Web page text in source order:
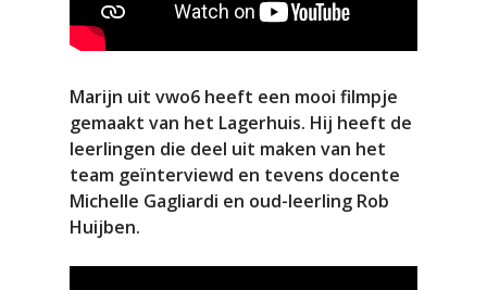
Marijn uit vwo6 heeft een mooi filmpje
gemaakt van het Lagerhuis. Hij heeft de
leerlingen die deel uit maken van het
team geïnterviewd en tevens docente
Michelle Gagliardi en oud-leerling Rob
Huijben.